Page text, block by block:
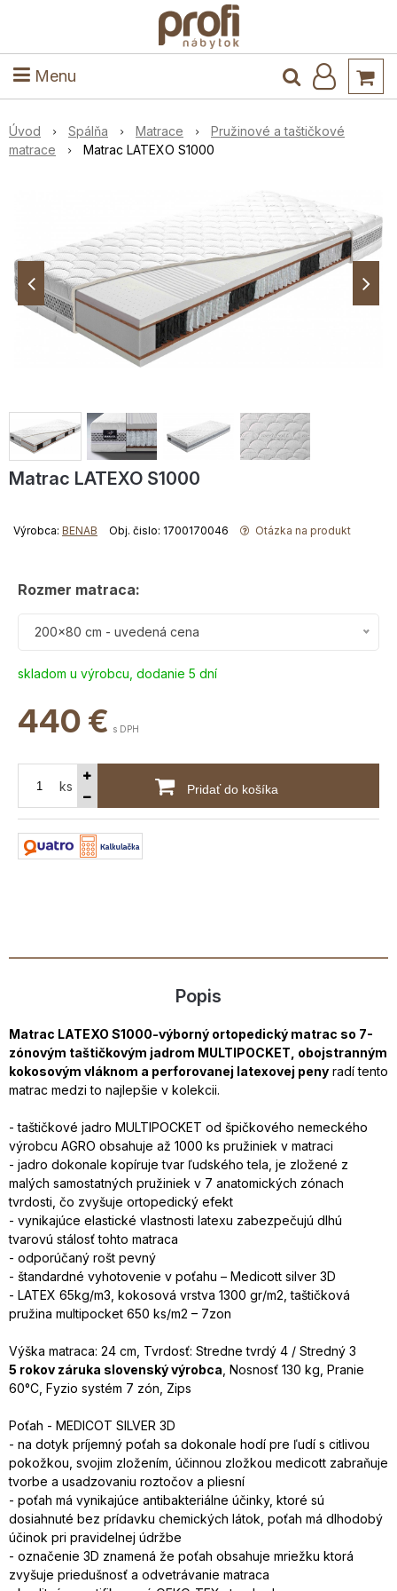
Menu
Kuchyňa a jedáleň
Úvod Spálňa Matrace
Pružinové a taštičkové
matrace
Matrac LATEXO S1000
Matrac LATEXO S1000
Výrobca: BENAB Obj. čislo: 1700170046 Otázka na produkt
Rozmer matraca:
200x80 cm - uvedená cena
skladom u výrobcu, dodanie 5 dní
440 € s DPH
ks Pridať do košíka
Popis
Matrac LATEXO S1000-výborný ortopedický matrac so 7-
zónovým taštičkovým jadrom MULTIPOCKET, obojstranným
kokosovým vláknom a perforovanej latexovej peny radí tento
matrac medzi to najlepšie v kolekcii.
- taštičkové jadro MULTIPOCKET od špičkového nemeckého
výrobcu AGRO obsahuje až 1000 ks pružiniek v matraci
- jadro dokonale kopíruje tvar ľudského tela, je zložené z
malých samostatných pružiniek v 7 anatomických zónach
tvrdosti, čo zvyšuje ortopedický efekt
- vynikajúce elastické vlastnosti latexu zabezpečujú dlhú
tvarovú stálosť tohto matraca
- odporúčaný rošt pevný
- štandardné vyhotovenie v poťahu – Medicott silver 3D
- LATEX 65kg/m3, kokosová vrstva 1300 gr/m2, taštičková
pružina multipocket 650 ks/m2 – 7zon
Výška matraca: 24 cm, Tvrdosť: Stredne tvrdý 4 / Stredný 3
5 rokov záruka slovenský výrobca , Nosnosť 130 kg, Pranie
60°C, Fyzio systém 7 zón, Zips
Poťah - MEDICOT SILVER 3D
- na dotyk príjemný poťah sa dokonale hodí pre ľudí s citlivou
pokožkou, svojim zložením, účinnou zložkou medicott zabraňuje
tvorbe a usadzovaniu roztočov a pliesní
- poťah má vynikajúce antibakteriálne účinky, ktoré sú
dosiahnuté bez prídavku chemických látok, poťah má dlhodobý
účinok pri pravidelnej údržbe
- označenie 3D znamená že poťah obsahuje mriežku ktorá
zvyšuje priedušnosť a odvetrávanie matraca